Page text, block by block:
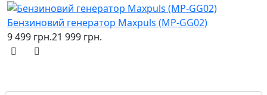
Бензиновий генератор Maxpuls (MP-GG02)
9 499 грн.21 999 грн.